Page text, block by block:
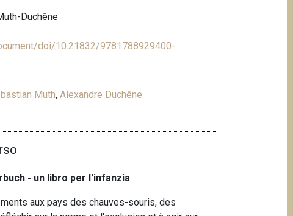
Duchêne
doi/10.21832/9781788929400-
Muth,Alexandre Duchêne
- un libro per l'infanzia
aux pays des chauves-souris, des